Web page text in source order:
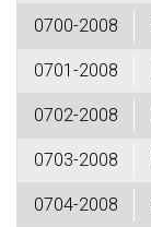
0700-2008
0701-2008
0702-2008
0703-2008
0704-2008